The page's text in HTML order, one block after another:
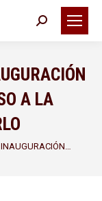
Buscar:
A LA